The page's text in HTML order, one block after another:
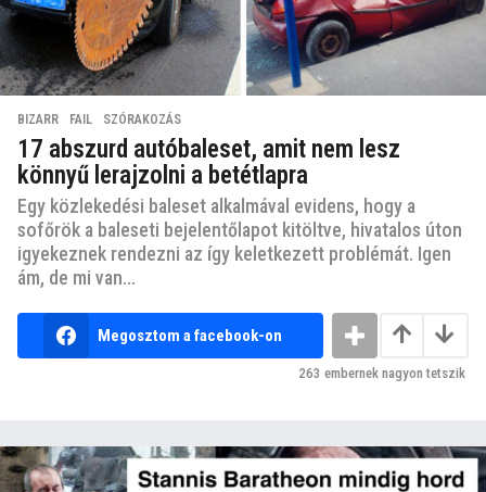
BIZARR ,FAIL ,SZÓRAKOZÁS
17 abszurd autóbaleset, amit nem lesz
könnyű lerajzolni a betétlapra
Egy közlekedési baleset alkalmával evidens, hogy a
sofőrök a baleseti bejelentőlapot kitöltve, hivatalos úton
igyekeznek rendezni az így keletkezett problémát. Igen
ám, de mi van...
Megosztom a facebook-on
263 embernek nagyon tetszik